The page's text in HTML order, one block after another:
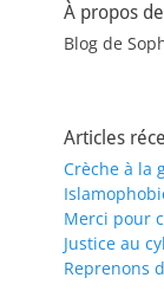
À propos
Blog de
Articles
Crèche à la
Merci pour
Justice au
Reprenons